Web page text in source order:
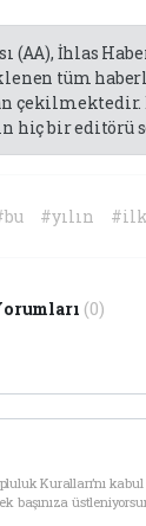
(AA), İhlas
tüm
çekilmektedir.
hiç bir editörü
#yılın #ilk
(0)
Kuralları’nı
başınıza